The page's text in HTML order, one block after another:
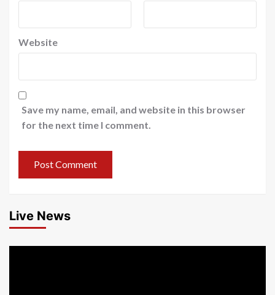
Website
Save my name, email, and website in this browser
for the next time I comment.
Live News